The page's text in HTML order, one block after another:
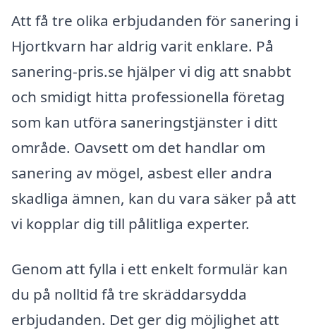
Att få tre olika erbjudanden för sanering i
Hjortkvarn har aldrig varit enklare. På
sanering-pris.se hjälper vi dig att snabbt
och smidigt hitta professionella företag
som kan utföra saneringstjänster i ditt
område. Oavsett om det handlar om
sanering av mögel, asbest eller andra
skadliga ämnen, kan du vara säker på att
vi kopplar dig till pålitliga experter.
Genom att fylla i ett enkelt formulär kan
du på nolltid få tre skräddarsydda
erbjudanden. Det ger dig möjlighet att